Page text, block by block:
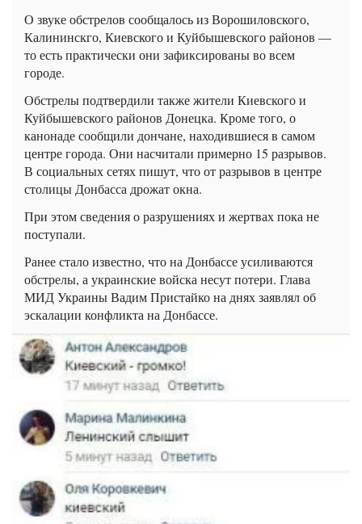
О звуке обстрелов сообщалось из Ворошиловского,
Калининскго, Киевского и Куйбышевского районов —
то есть практически они зафиксированы во всем
городе.
Обстрелы подтвердили также жители Киевского и
Куйбышевского районов Донецка. Кроме того, о
канонаде сообщили дончане, находившиеся в самом
центре города. Они насчитали примерно 15 разрывов.
В социальных сетях пишут, что от разрывов в центре
столицы Донбасса дрожат окна.
При этом сведения о разрушениях и жертвах пока не
поступали.
Ранее стало известно, что на Донбассе усиливаются
обстрелы, а украинские войска несут потери. Глава
МИД Украины Вадим Пристайко на днях заявлял об
эскалации конфликта на Донбассе.